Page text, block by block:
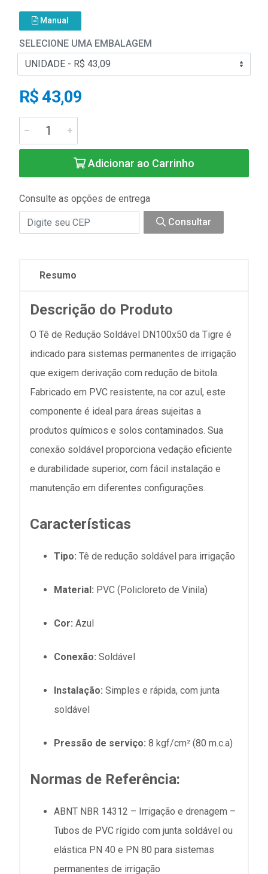
Manual
SELECIONE UMA EMBALAGEM
R$ 43,09
Adicionar ao Carrinho
Consulte as opções de entrega
Consultar
Resumo
Descrição do Produto
O Tê de Redução Soldável DN100x50 da Tigre é
indicado para sistemas permanentes de irrigação
que exigem derivação com redução de bitola.
Fabricado em PVC resistente, na cor azul, este
componente é ideal para áreas sujeitas a
produtos químicos e solos contaminados. Sua
conexão soldável proporciona vedação eficiente
e durabilidade superior, com fácil instalação e
manutenção em diferentes configurações.
Características
Tipo: Tê de redução soldável para irrigação
Material: PVC (Policloreto de Vinila)
Cor: Azul
Conexão: Soldável
Instalação: Simples e rápida, com junta
soldável
Pressão de serviço: 8 kgf/cm² (80 m.c.a)
Normas de Referência:
ABNT NBR 14312 – Irrigação e drenagem –
Tubos de PVC rígido com junta soldável ou
elástica PN 40 e PN 80 para sistemas
permanentes de irrigação